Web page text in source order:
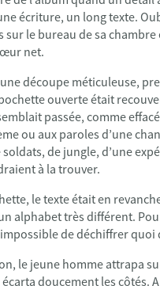
écriture, un long texte.
le bureau de sa
net.
découpe méticuleuse,
ouverte était
passée, comme
ou aux paroles d’une
de jungle, d’une
à la trouver.
le texte était en
alphabet très différent.
de déchiffrer quoi
le jeune homme attrapa
doucement les côtés.